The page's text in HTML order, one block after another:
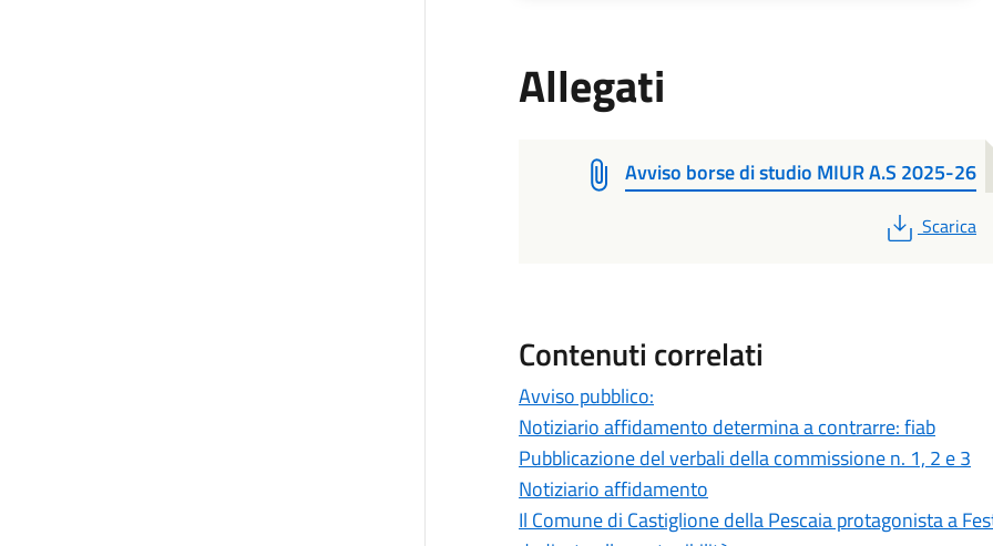
Allegati
Avviso borse di studio MIUR A.S 2025-26
PDF
Scarica
Contenuti correlati
Avviso pubblico:
Notiziario affidamento determina a contrarre: fiab
Pubblicazione del verbali della commissione n. 1, 2 e 3
Notiziario affidamento
Il Comune di Castiglione della Pescaia protagonista a